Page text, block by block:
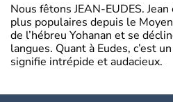
Nous fêtons JEAN-EUDES.
plus populaires depuis le
de l’hébreu Yohanan et se
langues. Quant à Eudes, c’est
signifie intrépide et audacieux.